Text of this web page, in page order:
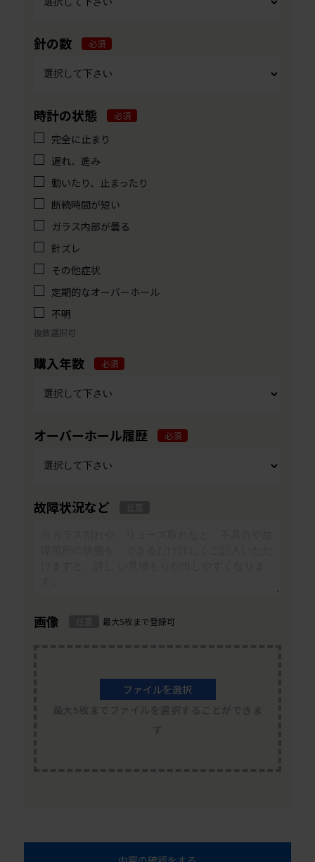
針の数 必須
時計の状態 必須
完全に止まり
遅れ、進み
動いたり、止まったり
断続時間が短い
ガラス内部が曇る
針ズレ
その他症状
定期的なオーバーホール
不明
複数選択可
購入年数 必須
オーバーホール履歴 必須
故障状況など
画像 最大5枚まで登録可
ファイルを選択